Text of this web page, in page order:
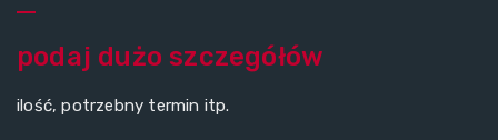
podaj dużo szczegółów
ilość, potrzebny termin itp.